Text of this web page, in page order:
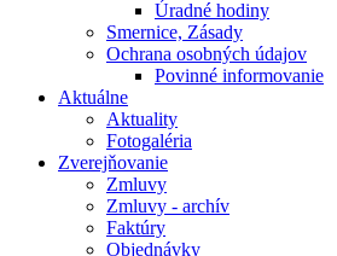
Úradné hodiny
Smernice, Zásady
Ochrana osobných údajov
Povinné informovanie
Aktuálne
Aktuality
Fotogaléria
Zverejňovanie
Zmluvy
Zmluvy - archív
Faktúry
Objednávky